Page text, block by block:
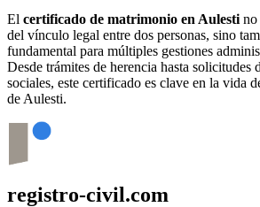
El certificado de matrimonio en Aulesti no
del vínculo legal entre dos personas, sino
fundamental para múltiples gestiones
Desde trámites de herencia hasta solicitudes
sociales, este certificado es clave en la vida
de Aulesti.
registro-civil.com